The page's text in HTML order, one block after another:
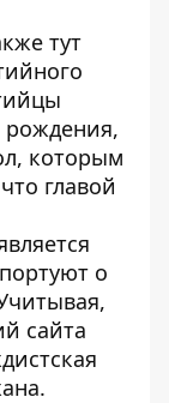
тут
рождения,
которым
главой
о
сайта